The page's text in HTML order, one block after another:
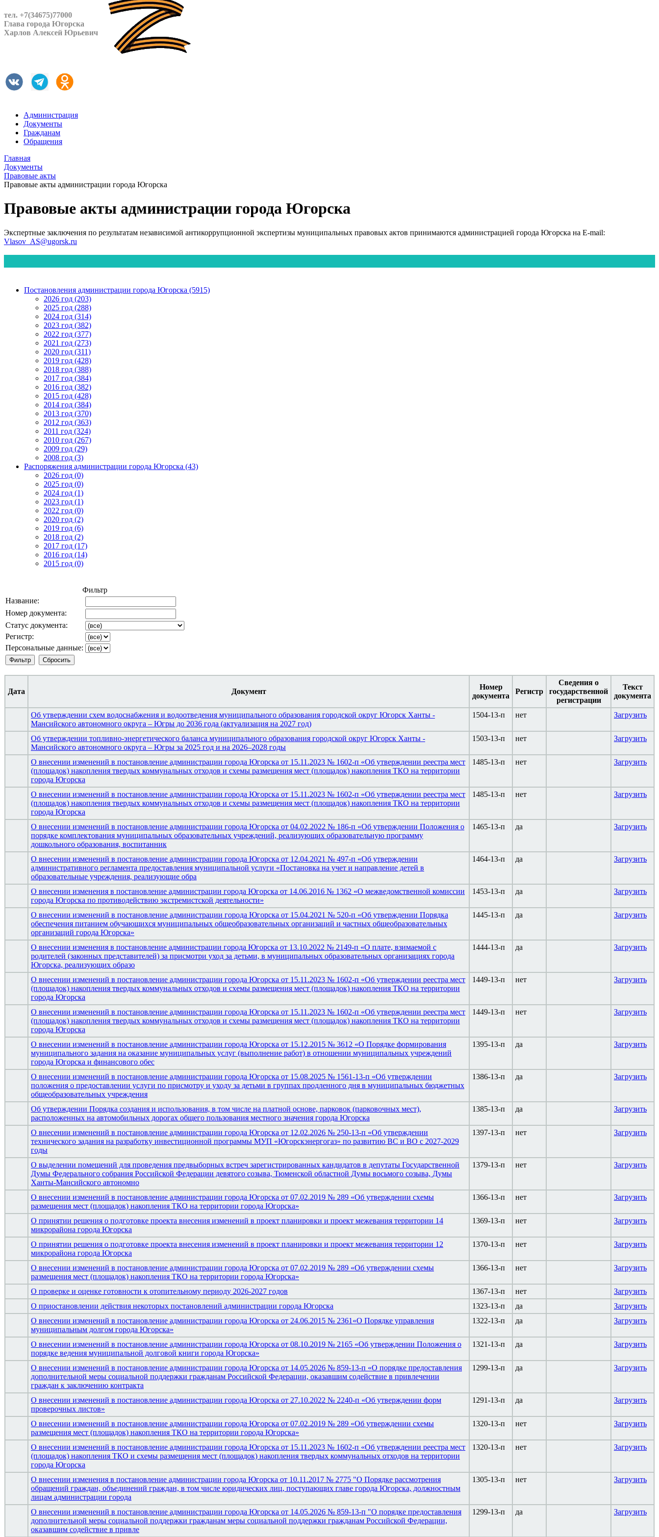
тел. +7(34675)77000
Глава города Югорска
Харлов Алексей Юрьевич
Администрация
Документы
Гражданам
Обращения
Главная
Документы
Правовые акты
Правовые акты администрации города Югорска
Правовые акты администрации города Югорска
Экспертные заключения по результатам независимой антикоррупционной экспертизы муниципальных правовых актов принимаются администрацией города Югорска на E-mail:
Vlasov_AS@ugorsk.ru
Постановления администрации города Югорска (5915)
2026 год (203)
2025 год (288)
2024 год (314)
2023 год (382)
2022 год (377)
2021 год (273)
2020 год (311)
2019 год (428)
2018 год (388)
2017 год (384)
2016 год (382)
2015 год (428)
2014 год (384)
2013 год (370)
2012 год (363)
2011 год (324)
2010 год (267)
2009 год (29)
2008 год (3)
Распоряжения администрации города Югорска (43)
2026 год (0)
2025 год (0)
2024 год (1)
2023 год (1)
2022 год (0)
2020 год (2)
2019 год (6)
2018 год (2)
2017 год (17)
2016 год (14)
2015 год (0)
Фильтр
Название:
Номер документа:
Статус документа:
Регистр:
Персональные данные:
Дата Документ
Номер
документа
Регистр
Сведения о
государственной
регистрации
Текст
документа
Об утверждении схем водоснабжения и водоотведения муниципального образования городской округ Югорск Ханты -
Мансийского автономного округа – Югры до 2036 года (актуализация на 2027 год)
1504-13-п нет Загрузить
Об утверждении топливно-энергетического баланса муниципального образования городской округ Югорск Ханты -
Мансийского автономного округа – Югры за 2025 год и на 2026–2028 годы
1503-13-п нет Загрузить
О внесении изменений в постановление администрации города Югорска от 15.11.2023 № 1602-п «Об утверждении реестра мест
(площадок) накопления твердых коммунальных отходов и схемы размещения мест (площадок) накопления ТКО на территории
города Югорска
1485-13-п нет Загрузить
О внесении изменений в постановление администрации города Югорска от 15.11.2023 № 1602-п «Об утверждении реестра мест
(площадок) накопления твердых коммунальных отходов и схемы размещения мест (площадок) накопления ТКО на территории
города Югорска
1485-13-п нет Загрузить
О внесении изменений в постановление администрации города Югорска от 04.02.2022 № 186-п «Об утверждении Положения о
порядке комплектования муниципальных образовательных учреждений, реализующих образовательную программу
дошкольного образования, воспитанник
1465-13-п да Загрузить
О внесении изменений в постановление администрации города Югорска от 12.04.2021 № 497-п «Об утверждении
административного регламента предоставления муниципальной услуги «Постановка на учет и направление детей в
образовательные учреждения, реализующие обра
1464-13-п да Загрузить
О внесении изменения в постановление администрации города Югорска от 14.06.2016 № 1362 «О межведомственной комиссии
города Югорска по противодействию экстремистской деятельности»
1453-13-п да Загрузить
О внесении изменений в постановление администрации города Югорска от 15.04.2021 № 520-п «Об утверждении Порядка
обеспечения питанием обучающихся муниципальных общеобразовательных организаций и частных общеобразовательных
организаций города Югорска»
1445-13-п да Загрузить
О внесении изменения в постановление администрации города Югорска от 13.10.2022 № 2149-п «О плате, взимаемой с
родителей (законных представителей) за присмотри уход за детьми, в муниципальных образовательных организациях города
Югорска, реализующих образо
1444-13-п да Загрузить
О внесении изменений в постановление администрации города Югорска от 15.11.2023 № 1602-п «Об утверждении реестра мест
(площадок) накопления твердых коммунальных отходов и схемы размещения мест (площадок) накопления ТКО на территории
города Югорска
1449-13-п нет Загрузить
О внесении изменений в постановление администрации города Югорска от 15.11.2023 № 1602-п «Об утверждении реестра мест
(площадок) накопления твердых коммунальных отходов и схемы размещения мест (площадок) накопления ТКО на территории
города Югорска
1449-13-п нет Загрузить
О внесении изменений в постановление администрации города Югорска от 15.12.2015 № 3612 «О Порядке формирования
муниципального задания на оказание муниципальных услуг (выполнение работ) в отношении муниципальных учреждений
города Югорска и финансового обес
1395-13-п да Загрузить
О внесении изменений в постановление администрации города Югорска от 15.08.2025 № 1561-13-п «Об утверждении
положения о предоставлении услуги по присмотру и уходу за детьми в группах продленного дня в муниципальных бюджетных
общеобразовательных учреждения
1386-13-п да Загрузить
Об утверждении Порядка создания и использования, в том числе на платной основе, парковок (парковочных мест),
расположенных на автомобильных дорогах общего пользования местного значения города Югорска
1385-13-п да Загрузить
О внесении изменений в постановление администрации города Югорска от 12.02.2026 № 250-13-п «Об утверждении
технического задания на разработку инвестиционной программы МУП «Югорскэнергогаз» по развитию ВС и ВО с 2027-2029
годы
1397-13-п нет Загрузить
О выделении помещений для проведения предвыборных встреч зарегистрированных кандидатов в депутаты Государственной
Думы Федерального собрания Российской Федерации девятого созыва, Тюменской областной Думы восьмого созыва, Думы
Ханты-Мансийского автономно
1379-13-п нет Загрузить
О внесении изменений в постановление администрации города Югорска от 07.02.2019 № 289 «Об утверждении схемы
размещения мест (площадок) накопления ТКО на территории города Югорска»
1366-13-п нет Загрузить
О принятии решения о подготовке проекта внесения изменений в проект планировки и проект межевания территории 14
микрорайона города Югорска
1369-13-п нет Загрузить
О принятии решения о подготовке проекта внесения изменений в проект планировки и проект межевания территории 12
микрорайона города Югорска
1370-13-п нет Загрузить
О внесении изменений в постановление администрации города Югорска от 07.02.2019 № 289 «Об утверждении схемы
размещения мест (площадок) накопления ТКО на территории города Югорска»
1366-13-п нет Загрузить
О проверке и оценке готовности к отопительному периоду 2026-2027 годов 1367-13-п нет
Загрузить
О приостановлении действия некоторых постановлений администрации города Югорска
1323-13-п да
Загрузить
О внесении изменений в постановление администрации города Югорска от 24.06.2015 № 2361«О Порядке управления
муниципальным долгом города Югорска»
1322-13-п да Загрузить
О внесении изменений в постановление администрации города Югорска от 08.10.2019 № 2165 «Об утверждении Положения о
порядке ведения муниципальной долговой книги города Югорска»
1321-13-п да Загрузить
О внесении изменений в постановление администрации города Югорска от 14.05.2026 № 859-13-п «О порядке предоставления
дополнительной меры социальной поддержки гражданам Российской Федерации, оказавшим содействие в привлечении
граждан к заключению контракта
1299-13-п да Загрузить
О внесении изменений в постановление администрации города Югорска от 27.10.2022 № 2240-п «Об утверждении форм
проверочных листов»
1291-13-п да Загрузить
О внесении изменений в постановление администрации города Югорска от 07.02.2019 № 289 «Об утверждении схемы
размещения мест (площадок) накопления ТКО на территории города Югорска»
1320-13-п нет Загрузить
О внесении изменений в постановление администрации города Югорска от 15.11.2023 № 1602-п «Об утверждении реестра мест
(площадок) накопления ТКО и схемы размещения мест (площадок) накопления твердых коммунальных отходов на территории
города Югорска
1320-13-п нет Загрузить
О внесении изменения в постановление администрации города Югорска от 10.11.2017 № 2775 "О Порядке рассмотрения
обращений граждан, объединений граждан, в том числе юридических лиц, поступающих главе города Югорска, должностным
лицам администрации города
1305-13-п нет Загрузить
О внесении изменений в постановление администрации города Югорска от 14.05.2026 № 859-13-п "О порядке предоставления
дополнительной меры социальной поддержки гражданам меры социальной поддержки гражданам Российской Федерации,
оказавшим содействие в привле
1299-13-п да Загрузить